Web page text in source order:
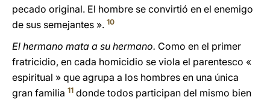
pecado original. El hombre se convirtió en el enemigo
de sus semejantes ». 10
El hermano mata a su hermano. Como en el primer
fratricidio, en cada homicidio se viola el parentesco «
espiritual » que agrupa a los hombres en una única
gran familia 11 donde todos participan del mismo bien